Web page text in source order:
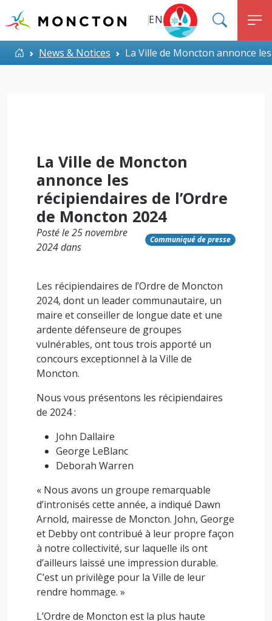
Top Menu
EN
ALERT MONCTON
Accueil
News & Notices La Ville de Moncton annonce
La Ville de Moncton
annonce les
récipiendaires de l’Ordre
de Moncton 2024
Posté le 25 novembre
2024 dans
Communiqué de presse
Les récipiendaires de l’Ordre de Moncton
2024, dont un leader communautaire, un
maire et conseiller de longue date et une
ardente défenseure de groupes
vulnérables, ont tous trois apporté un
concours exceptionnel à la Ville de
Moncton.
Nous vous présentons les récipiendaires
de 2024 :
John Dallaire
George LeBlanc
Deborah Warren
« Nous avons un groupe remarquable
d’intronisés cette année, a indiqué Dawn
Arnold, mairesse de Moncton. John, George
et Debby ont contribué à leur propre façon
à notre collectivité, sur laquelle ils ont
d’ailleurs laissé une impression durable.
C’est un privilège pour la Ville de leur
rendre hommage. »
L’Ordre de Moncton est la plus haute